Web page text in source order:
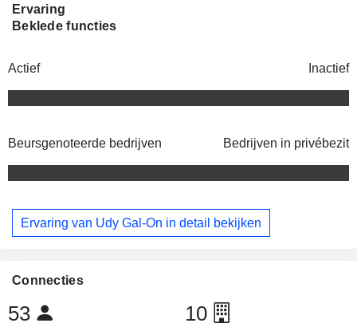
Ervaring
Beklede functies
Actief Inactief
Beursgenoteerde bedrijven Bedrijven in privébezit
Ervaring van Udy Gal-On in detail bekijken
Connecties
53 10